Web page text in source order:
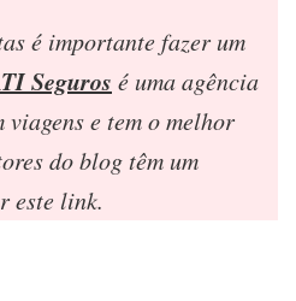
é importante fazer um
Seguros é uma agência
viagens e tem o melhor
do blog têm um
este link.